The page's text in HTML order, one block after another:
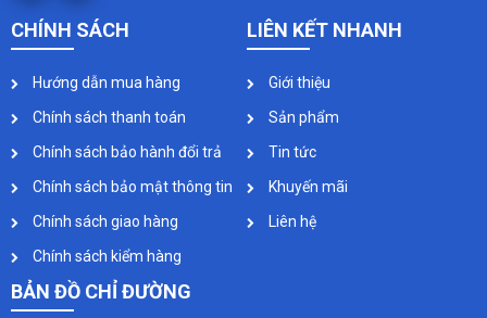
CHÍNH SÁCH
Hướng dẫn mua hàng
Chính sách thanh toán
Chính sách bảo hành đổi trả
Chính sách bảo mật thông tin
Chính sách giao hàng
Chính sách kiểm hàng
LIÊN KẾT NHANH
Giới thiệu
Sản phẩm
Tin tức
Khuyến mãi
Liên hệ
BẢN ĐỒ CHỈ ĐƯỜNG